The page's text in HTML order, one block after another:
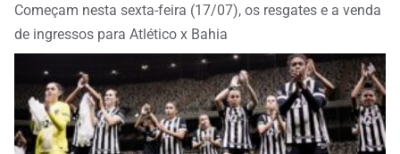
Começam nesta sexta-feira (17/07), os resgates e a venda
de ingressos para Atlético x Bahia